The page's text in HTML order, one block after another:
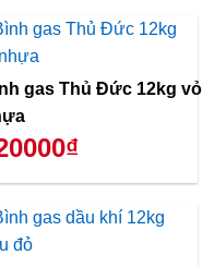
gas Thủ Đức 12kg vỏ